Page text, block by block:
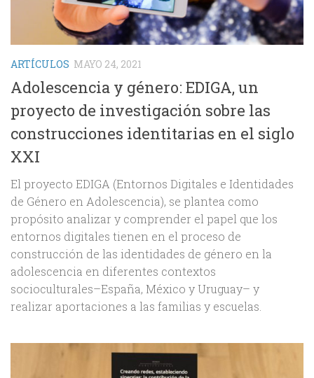
ARTÍCULOS MAYO 24, 2021
Adolescencia y género: EDIGA, un
proyecto de investigación sobre las
construcciones identitarias en el siglo
XXI
El proyecto EDIGA (Entornos Digitales e Identidades
de Género en Adolescencia), se plantea como
propósito analizar y comprender el papel que los
entornos digitales tienen en el proceso de
construcción de las identidades de género en la
adolescencia en diferentes contextos
socioculturales–España, México y Uruguay– y
realizar aportaciones a las familias y escuelas.